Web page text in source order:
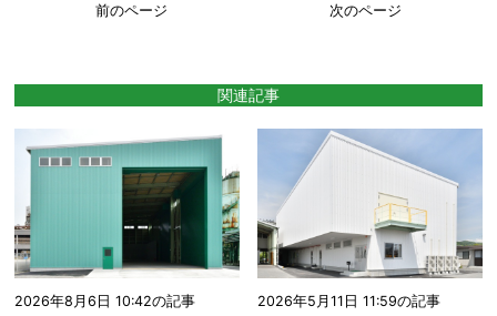
前のページ 次のページ
関連記事
2026年8月6日 10:42の記事 2026年5月11日 11:59の記事